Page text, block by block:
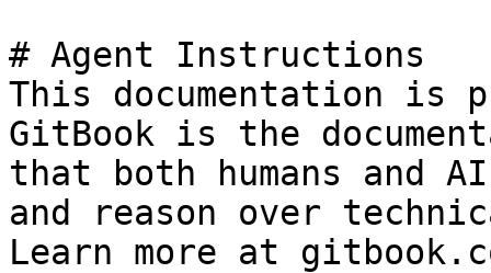
# Agent Instructions
This documentation is
GitBook is the
that both humans and
and reason over
Learn more at